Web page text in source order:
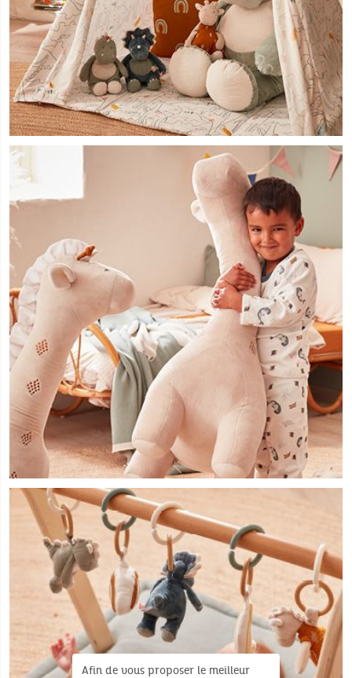
Afin de vous proposer le meilleur